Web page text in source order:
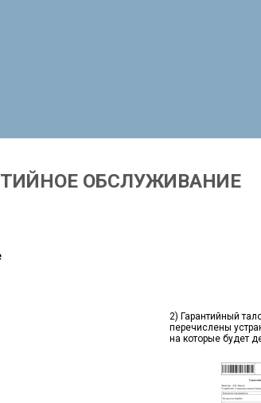
ОБСЛУЖИВАНИЕ
2) Гарантийный
перечислены
на которые будет